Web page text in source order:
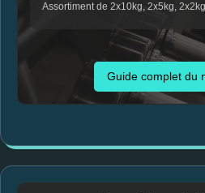
Assortiment de 2x10kg, 2x5kg,
Guide complet du